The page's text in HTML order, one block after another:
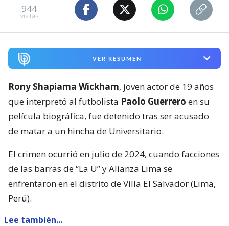
944
visitas
VER RESUMEN
Rony Shapiama Wickham, joven actor de 19 años
que interpretó al futbolista Paolo Guerrero en su
película biográfica, fue detenido tras ser acusado
de matar a un hincha de Universitario.
El crimen ocurrió en julio de 2024, cuando facciones
de las barras de “La U” y Alianza Lima se
enfrentaron en el distrito de Villa El Salvador (Lima,
Perú).
Lee también...